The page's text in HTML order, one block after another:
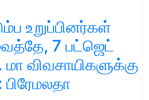
உறுப்பினர்கள்
7 பட்ஜெட்
விவசாயிகளுக்கு